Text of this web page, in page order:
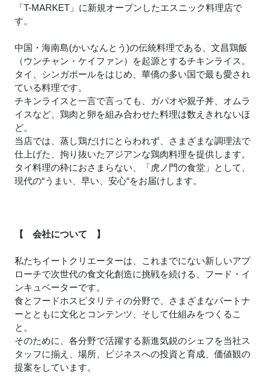
「T-MARKET」に新規オープンしたエスニック料理店で
す。
中国・海南島(かいなんとう)の伝統料理である、文昌鶏飯
（ウンチャン・ケイファン）を起源とするチキンライス。
タイ、シンガポールをはじめ、華僑の多い国で最も愛され
ている料理です。
チキンライスと一言で言っても、ガパオや親子丼、オムラ
イスなど、鶏肉と卵を組み合わせた料理は数えきれないほ
ど。
当店では、蒸し鶏だけにとらわれず、さまざまな調理法で
仕上げた、拘り抜いたアジアンな鶏肉料理を提供します。
タイ料理の枠におさまらない、「虎ノ門の食堂」として、
現代の“うまい、早い、安心“をお届けします。
【 会社について 】
私たちイートクリエーターは、これまでにない新しいアプ
ローチで次世代の食文化創造に挑戦を続ける、フード・イ
ンキュベーターです。
食とフードホスピタリティの分野で、さまざまなパートナ
ーとともに文化とコンテンツ、そして仕組みをつくるこ
と。
そのために、各分野で活躍する新進気鋭のシェフを当社ス
タッフに揃え、場所、ビジネスへの投資と育成、価値観の
提案をしています。